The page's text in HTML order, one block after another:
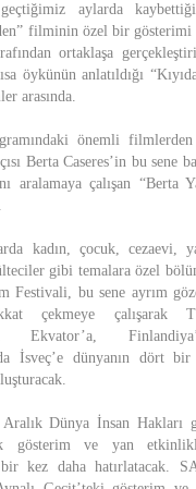
aylarda
filminin özel bir gösterimi
ortaklaşa
öykünün anlatıldığı
arasında.
önemli
Berta Caseres’in bu sene
aralamaya çalışan “Berta
kadın, çocuk, cezaevi,
gibi temalara özel
Festivali, bu sene ayrım
çekmeye çalışarak
Ekvator’a,
İsveç’e dünyanın dört
Dünya İnsan Hakları
gösterim ve yan
bir kez daha hatırlatacak.